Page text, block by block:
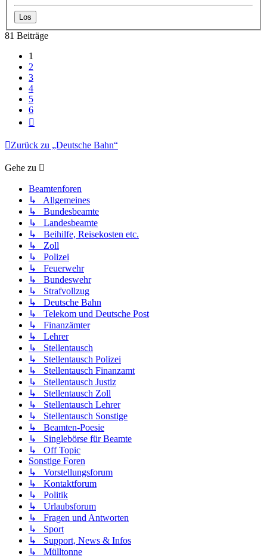
81 Beiträge
1
2
3
4
5
6
Zurück zu „Deutsche Bahn“
Gehe zu
Beamtenforen
↳ Allgemeines
↳ Bundesbeamte
↳ Landesbeamte
↳ Beihilfe, Reisekosten etc.
↳ Zoll
↳ Polizei
↳ Feuerwehr
↳ Bundeswehr
↳ Strafvollzug
↳ Deutsche Bahn
↳ Telekom und Deutsche Post
↳ Finanzämter
↳ Lehrer
↳ Stellentausch
↳ Stellentausch Polizei
↳ Stellentausch Finanzamt
↳ Stellentausch Justiz
↳ Stellentausch Zoll
↳ Stellentausch Lehrer
↳ Stellentausch Sonstige
↳ Beamten-Poesie
↳ Singlebörse für Beamte
↳ Off Topic
Sonstige Foren
↳ Vorstellungsforum
↳ Kontaktforum
↳ Politik
↳ Urlaubsforum
↳ Fragen und Antworten
↳ Sport
↳ Support, News & Infos
↳ Mülltonne